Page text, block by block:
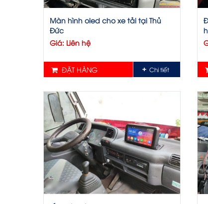
Màn hình oled cho xe tải tại Thủ
Đức
Giá: Liên hệ
ĐẶT HÀNG Chi tiết